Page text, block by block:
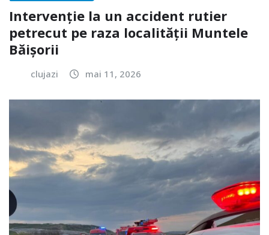
Intervenție la un accident rutier
petrecut pe raza localității Muntele
Băișorii
clujazi mai 11, 2026